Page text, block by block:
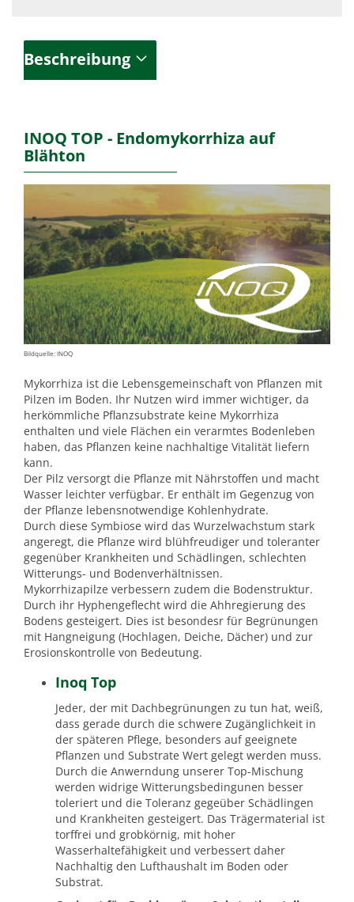
Beschreibung
INOQ TOP - Endomykorrhiza auf
Blähton
Bildquelle: INOQ
Mykorrhiza ist die Lebensgemeinschaft von Pflanzen mit
Pilzen im Boden. Ihr Nutzen wird immer wichtiger, da
herkömmliche Pflanzsubstrate keine Mykorrhiza
enthalten und viele Flächen ein verarmtes Bodenleben
haben, das Pflanzen keine nachhaltige Vitalität liefern
kann.
Der Pilz versorgt die Pflanze mit Nährstoffen und macht
Wasser leichter verfügbar. Er enthält im Gegenzug von
der Pflanze lebensnotwendige Kohlenhydrate.
Durch diese Symbiose wird das Wurzelwachstum stark
angeregt, die Pflanze wird blühfreudiger und toleranter
gegenüber Krankheiten und Schädlingen, schlechten
Witterungs- und Bodenverhältnissen.
Mykorrhizapilze verbessern zudem die Bodenstruktur.
Durch ihr Hyphengeflecht wird die Ahhregierung des
Bodens gesteigert. Dies ist besondesr für Begrünungen
mit Hangneigung (Hochlagen, Deiche, Dächer) und zur
Erosionskontrolle von Bedeutung.
Inoq Top
Jeder, der mit Dachbegrünungen zu tun hat, weiß,
dass gerade durch die schwere Zugänglichkeit in
der späteren Pflege, besonders auf geeignete
Pflanzen und Substrate Wert gelegt werden muss.
Durch die Anwerndung unserer Top-Mischung
werden widrige Witterungsbedingunen besser
toleriert und die Toleranz gegeüber Schädlingen
und Krankheiten gesteigert. Das Trägermaterial ist
torffrei und grobkörnig, mit hoher
Wasserhaltefähigkeit und verbessert daher
Nachhaltig den Lufthaushalt im Boden oder
Substrat.